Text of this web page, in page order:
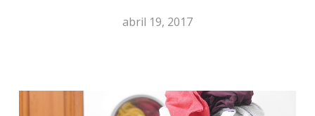
abril 19, 2017